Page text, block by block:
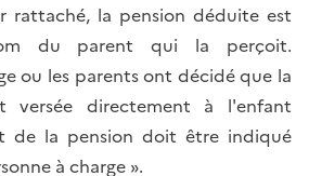
rattaché, la pension déduite est
du parent qui la perçoit.
ou les parents ont décidé que la
versée directement à l'enfant
de la pension doit être indiqué
à charge ».